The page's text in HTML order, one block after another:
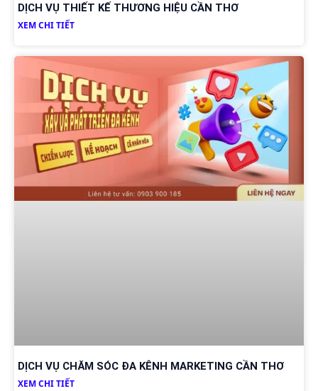
DỊCH VỤ THIẾT KẾ THƯƠNG HIỆU CẦN THƠ
XEM CHI TIẾT
DỊCH VỤ CHĂM SÓC ĐA KÊNH MARKETING CẦN THƠ
XEM CHI TIẾT